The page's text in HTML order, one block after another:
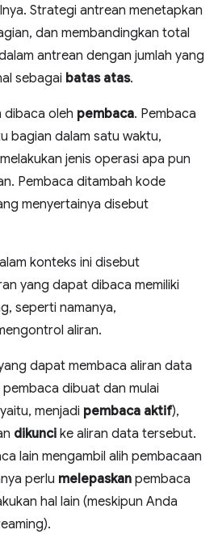
Strategi antrean menetapkan
dan membandingkan total
antrean dengan jumlah yang
sebagai batas atas.
dibaca oleh pembaca. Pembaca
bagian dalam satu waktu,
jenis operasi apa pun
Pembaca ditambah kode
menyertainya disebut
konteks ini disebut
yang dapat dibaca memiliki
seperti namanya,
aliran.
dapat membaca aliran data
dibuat dan mulai
menjadi pembaca aktif),
dikunci ke aliran data tersebut.
lain mengambil alih pembacaan
perlu melepaskan pembaca
hal lain (meskipun Anda